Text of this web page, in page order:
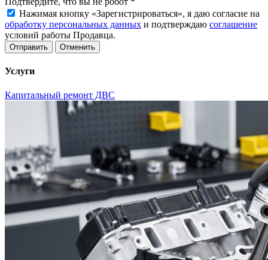
Нажимая кнопку «Зарегистрироваться», я даю согласие на
обработку персональных данных и подтверждаю соглашение
условий работы Продавца.
Отменить
Услуги
Капитальный ремонт ДВС